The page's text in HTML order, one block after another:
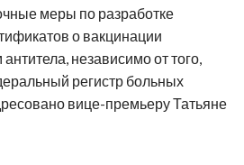
меры по разработке
о вакцинации
независимо от того,
регистр больных
вице-премьеру Татьяне